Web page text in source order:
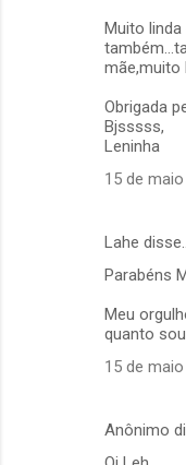
Muito
mãe,muito
Obrigada
Bjsssss,
Leninha
15 de
Lahe
Parabéns
Meu
quanto
15 de
Anônimo